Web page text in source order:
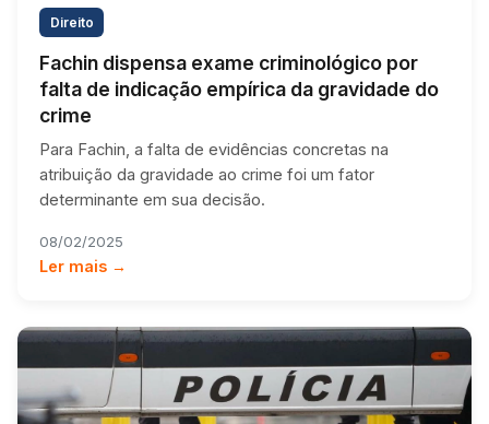
Direito
Fachin dispensa exame criminológico por
falta de indicação empírica da gravidade do
crime
Para Fachin, a falta de evidências concretas na
atribuição da gravidade ao crime foi um fator
determinante em sua decisão.
08/02/2025
Ler mais →